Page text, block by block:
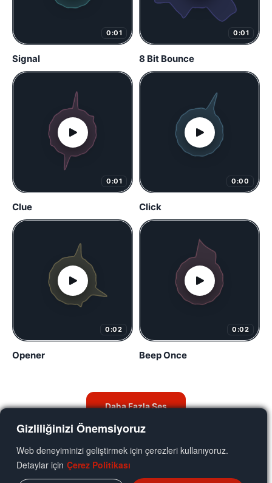
Gizliliğinizi Önemsiyoruz
Web deneyiminizi geliştirmek için çerezleri kullanıyoruz.
Detaylar için Çerez Politikası
0:01
Signal
0:01
8 Bit Bounce
0:01
Clue
0:00
Click
0:02
Opener
0:02
Beep Once
Daha Fazla Ses